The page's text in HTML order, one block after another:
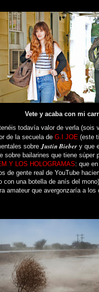
Vete y acaba con mi
todavía valor de verla (sois
de la secuela de G.I JOE (este
sobreJustin Bieber y que
sobre bailarines que tiene súper
Y LOS HOLOGRAMAS: que
de gente real de YouTube
con una botella de anís del
amateur que avergonzaría a los